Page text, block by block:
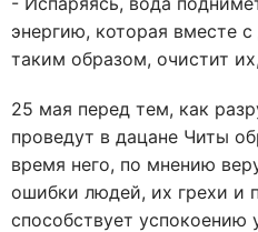
энергию, которая вместе
таким образом, очистит
25 мая перед тем, как
проведут в дацане Читы
время него, по мнению
ошибки людей, их грехи и
способствует успокоению